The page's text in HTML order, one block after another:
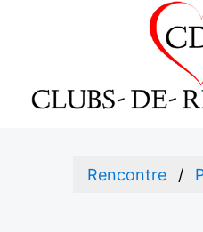
Rencontre